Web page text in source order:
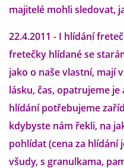
VIRTUÁLNÍ ADOPCE
V NOVÝCH
DFD - DOMOV
PODMÍNKY PŘEVZETÍ
majitelé mohli sledovat,
22.4.2011 - I hlídání
fretečky hlídané se
jako o naše vlastní, mají
lásku, čas, opatrujeme je
hlídání potřebujeme
kdybyste nám řekli, na
pohlídat (cena za hlídání
všudy, s granulkama,